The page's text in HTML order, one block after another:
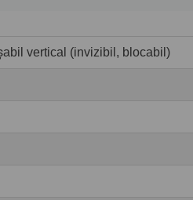
vertical (invizibil, blocabil)